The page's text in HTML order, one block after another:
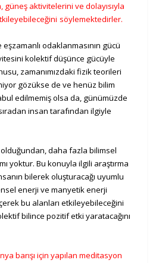
aktivitelerini ve dolayısıyla
söylemektedirler.
odaklanmasının gücü
kolektif düşünce gücüyle
zamanımızdaki fizik teorileri
gözükse de ve henüz bilim
edilmemiş olsa da, günümüzde
insan tarafından ilgiyle
daha fazla bilimsel
yoktur. Bu konuyla ilgili araştırma
bilerek oluşturacağı uyumlu
enerji ve manyetik enerji
bu alanları etkileyebileceğini
bilince pozitif etki yaratacağını
barışı için yapılan meditasyon